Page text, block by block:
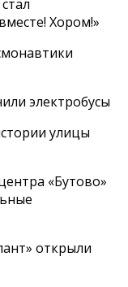
Хором!»
электробусы
улицы
«Бутово»
открыли